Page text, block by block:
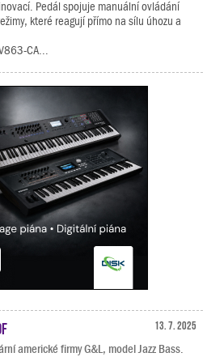
Pedál spojuje manuální ovládání
které reagují přímo na sílu úhozu a
CA...
13. 7. 2025
americké firmy G&L, model Jazz Bass.